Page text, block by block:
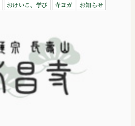
おけいこ、学び 寺ヨガ
お知らせ